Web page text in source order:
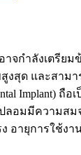
าจกำลังเตรีย
สุด และสามา
Implant) ถื
ลอมมีความสม
อายุการใช้ง